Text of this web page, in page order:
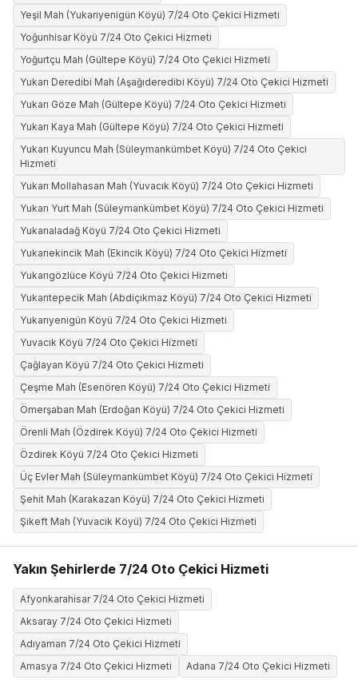
Yeşil Mah (Yukarıyenigün Köyü) 7/24 Oto Çekici Hizmeti
Yoğunhisar Köyü 7/24 Oto Çekici Hizmeti
Yoğurtçu Mah (Gültepe Köyü) 7/24 Oto Çekici Hizmeti
Yukarı Deredibi Mah (Aşağıderedibi Köyü) 7/24 Oto Çekici Hizmeti
Yukarı Göze Mah (Gültepe Köyü) 7/24 Oto Çekici Hizmeti
Yukarı Kaya Mah (Gültepe Köyü) 7/24 Oto Çekici Hizmeti
Yukarı Kuyuncu Mah (Süleymankümbet Köyü) 7/24 Oto Çekici
Hizmeti
Yukarı Mollahasan Mah (Yuvacık Köyü) 7/24 Oto Çekici Hizmeti
Yukarı Yurt Mah (Süleymankümbet Köyü) 7/24 Oto Çekici Hizmeti
Yukarıaladağ Köyü 7/24 Oto Çekici Hizmeti
Yukarıekincik Mah (Ekincik Köyü) 7/24 Oto Çekici Hizmeti
Yukarıgözlüce Köyü 7/24 Oto Çekici Hizmeti
Yukarıtepecik Mah (Abdiçıkmaz Köyü) 7/24 Oto Çekici Hizmeti
Yukarıyenigün Köyü 7/24 Oto Çekici Hizmeti
Yuvacık Köyü 7/24 Oto Çekici Hizmeti
Çağlayan Köyü 7/24 Oto Çekici Hizmeti
Çeşme Mah (Esenören Köyü) 7/24 Oto Çekici Hizmeti
Ömerşaban Mah (Erdoğan Köyü) 7/24 Oto Çekici Hizmeti
Örenli Mah (Özdirek Köyü) 7/24 Oto Çekici Hizmeti
Özdirek Köyü 7/24 Oto Çekici Hizmeti
Üç Evler Mah (Süleymankümbet Köyü) 7/24 Oto Çekici Hizmeti
Şehit Mah (Karakazan Köyü) 7/24 Oto Çekici Hizmeti
Şikeft Mah (Yuvacık Köyü) 7/24 Oto Çekici Hizmeti
Yakın Şehirlerde 7/24 Oto Çekici Hizmeti
Afyonkarahisar 7/24 Oto Çekici Hizmeti
Aksaray 7/24 Oto Çekici Hizmeti
Adıyaman 7/24 Oto Çekici Hizmeti
Amasya 7/24 Oto Çekici Hizmeti
Adana 7/24 Oto Çekici Hizmeti